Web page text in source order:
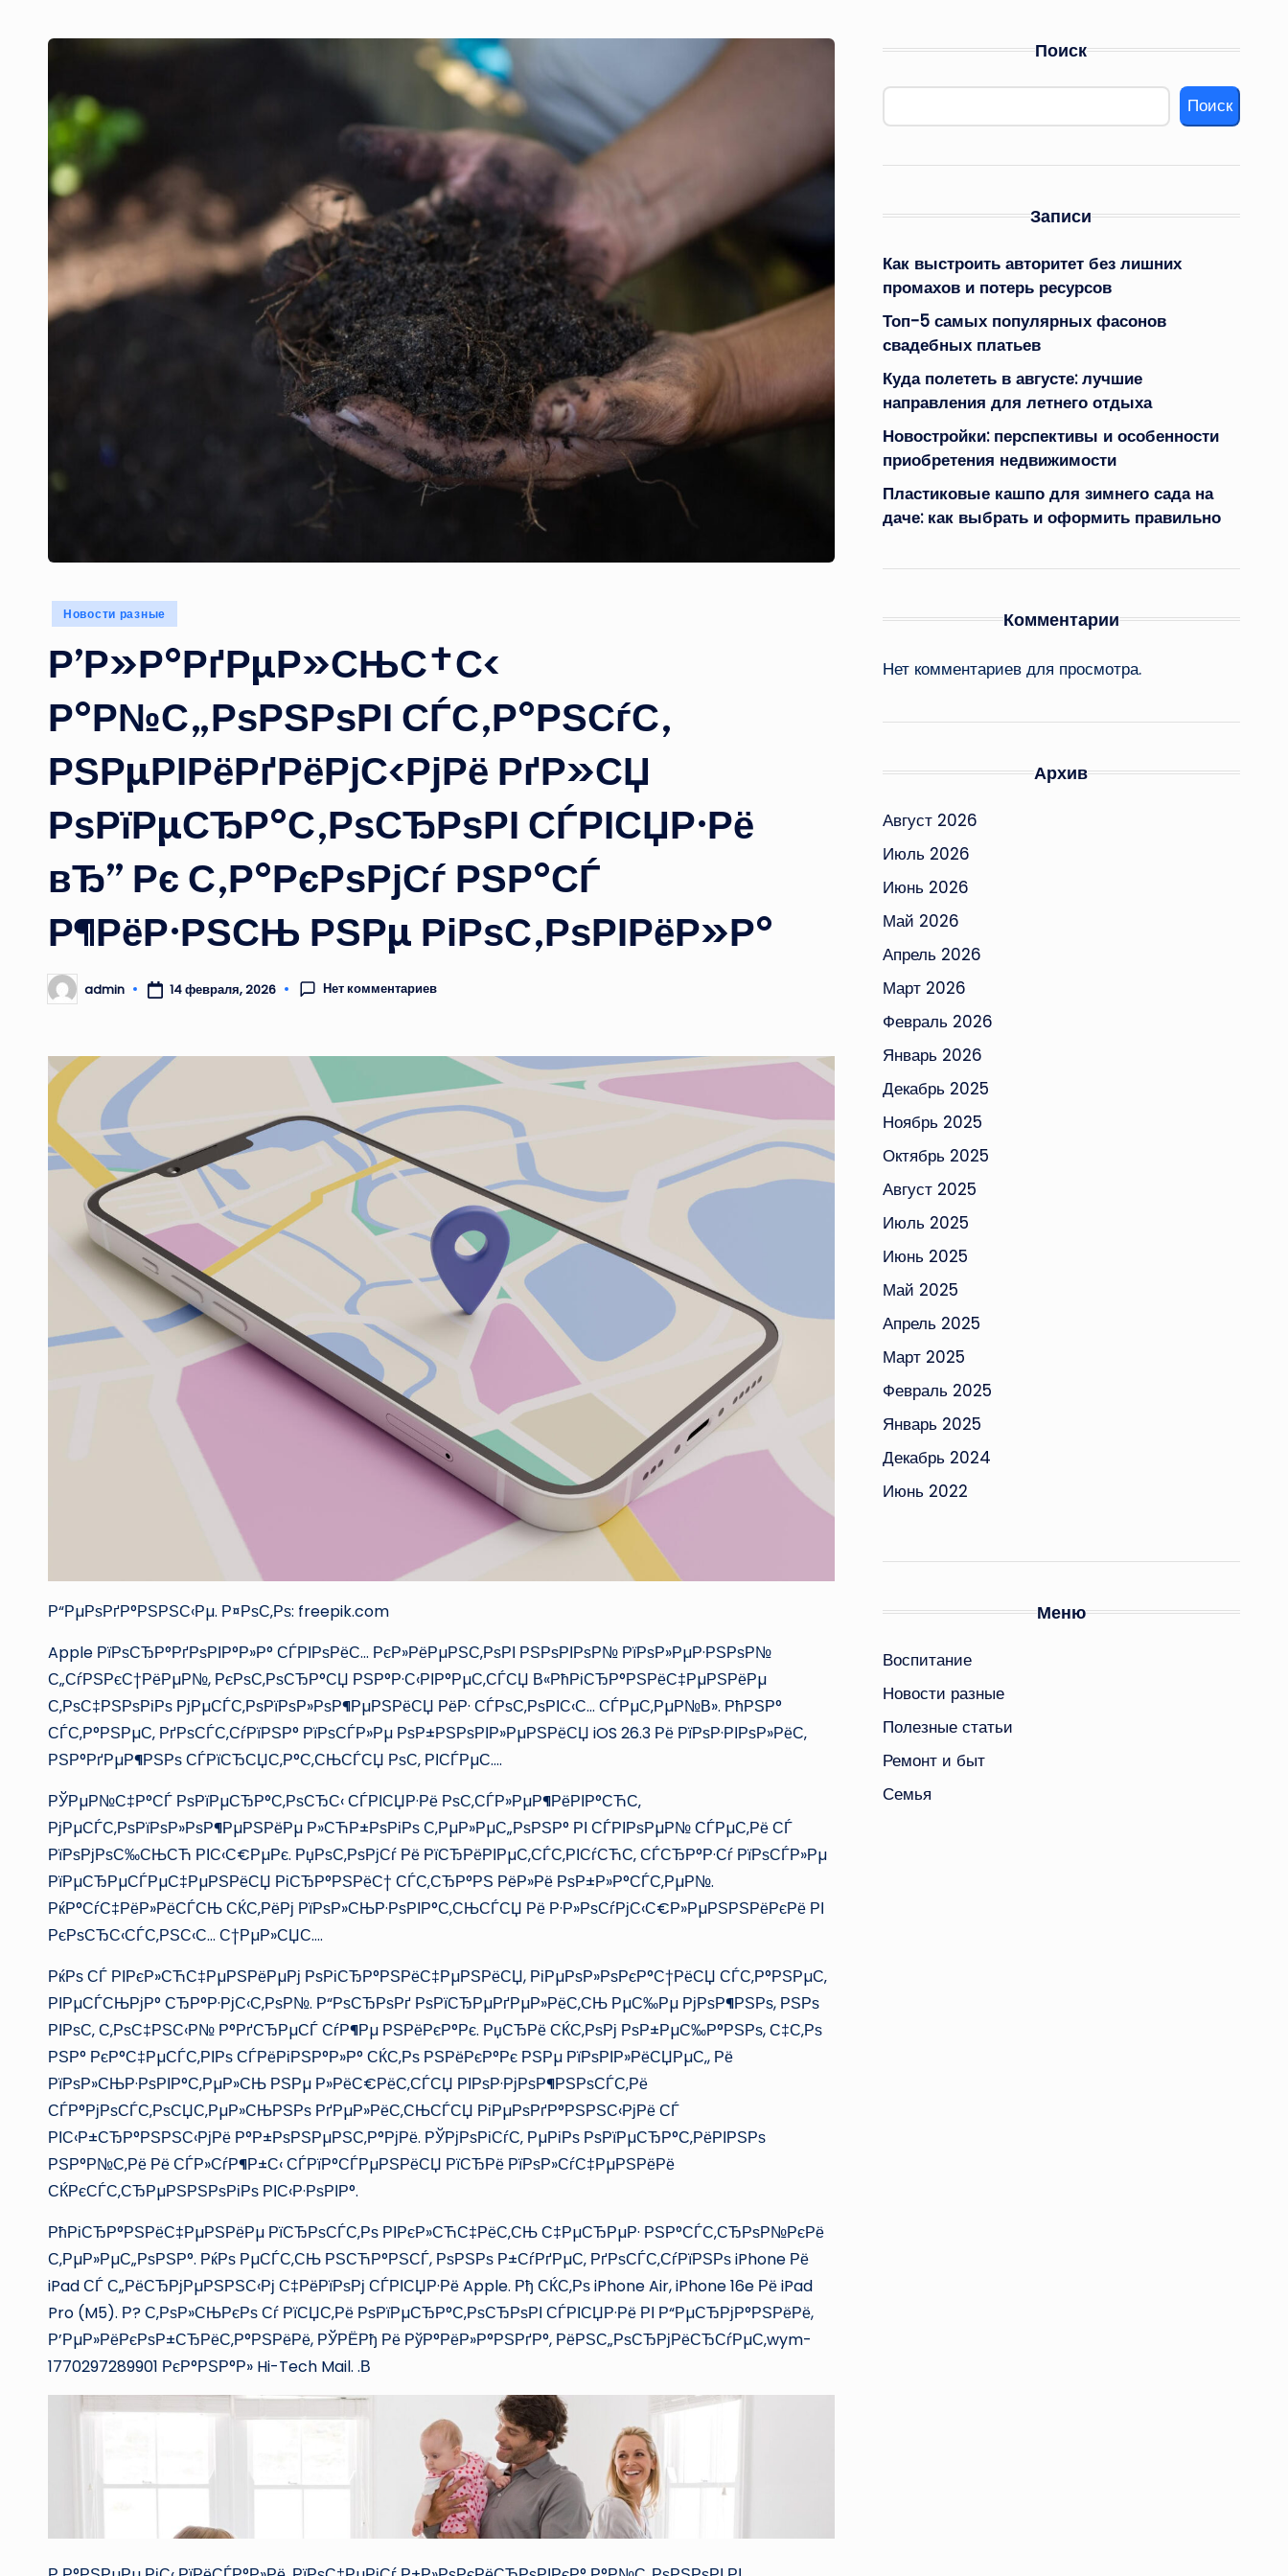
Опубликовано
Новости разные
Р’Р»Р°РґРµР»СЊС†С‹
Р°Р№С„РѕРЅРѕРІ СЃС‚Р°РЅСѓС‚
РЅРµРІРёРґРёРјС‹РјРё РґР»СЏ
РѕРїРµСЂР°С‚РѕСЂРѕРІ СЃРІСЏР·Рё
вЂ” Рє С‚Р°РєРѕРјСѓ РЅР°СЃ
Р¶РёР·РЅСЊ РЅРµ РіРѕС‚РѕРІРёР»Р°
Запись
от
admin 14 февраля, 2026 Нет комментариев
Р“РµРѕРґР°РЅРЅС‹Рµ. Р¤РѕС‚Рѕ: freepik.com
Apple РїРѕСЂР°РґРѕРІР°Р»Р° СЃРІРѕРёС… РєР»РёРµРЅС‚РѕРІ РЅРѕРІРѕР№ РїРѕР»РµР·РЅРѕР№
С„СѓРЅРєС†РёРµР№, РєРѕС‚РѕСЂР°СЏ РЅР°Р·С‹РІР°РµС‚СЃСЏ В«РћРіСЂР°РЅРёС‡РµРЅРёРµ
С‚РѕС‡РЅРѕРіРѕ РјРµСЃС‚РѕРїРѕР»РѕР¶РµРЅРёСЏ РёР· СЃРѕС‚РѕРІС‹С… СЃРµС‚РµР№В». РћРЅР°
СЃС‚Р°РЅРµС‚ РґРѕСЃС‚СѓРїРЅР° РїРѕСЃР»Рµ РѕР±РЅРѕРІР»РµРЅРёСЏ iOS 26.3 Рё РїРѕР·РІРѕР»РёС‚
РЅР°РґРµР¶РЅРѕ СЃРїСЂСЏС‚Р°С‚СЊСЃСЏ РѕС‚ РІСЃРµС….
РЎРµР№С‡Р°СЃ РѕРїРµСЂР°С‚РѕСЂС‹ СЃРІСЏР·Рё РѕС‚СЃР»РµР¶РёРІР°СЋС‚
РјРµСЃС‚РѕРїРѕР»РѕР¶РµРЅРёРµ Р»СЋР±РѕРіРѕ С‚РµР»РµС„РѕРЅР° РІ СЃРІРѕРµР№ СЃРµС‚Рё СЃ
РїРѕРјРѕС‰СЊСЋ РІС‹С€РµРє. РџРѕС‚РѕРјСѓ Рё РїСЂРёРІРµС‚СЃС‚РІСѓСЋС‚ СЃСЂР°Р·Сѓ РїРѕСЃР»Рµ
РїРµСЂРµСЃРµС‡РµРЅРёСЏ РіСЂР°РЅРёС† СЃС‚СЂР°РЅ РёР»Рё РѕР±Р»Р°СЃС‚РµР№.
РќР°СѓС‡РёР»РёСЃСЊ СЌС‚РёРј РїРѕР»СЊР·РѕРІР°С‚СЊСЃСЏ Рё Р·Р»РѕСѓРјС‹С€Р»РµРЅРЅРёРєРё РІ
РєРѕСЂС‹СЃС‚РЅС‹С… С†РµР»СЏС….
РќРѕ СЃ РІРєР»СЋС‡РµРЅРёРµРј РѕРіСЂР°РЅРёС‡РµРЅРёСЏ, РіРµРѕР»РѕРєР°С†РёСЏ СЃС‚Р°РЅРµС‚
РІРµСЃСЊРјР° СЂР°Р·РјС‹С‚РѕР№. Р“РѕСЂРѕРґ РѕРїСЂРµРґРµР»РёС‚СЊ РµС‰Рµ РјРѕР¶РЅРѕ, РЅРѕ
РІРѕС‚ С‚РѕС‡РЅС‹Р№ Р°РґСЂРµСЃ СѓР¶Рµ РЅРёРєР°Рє. РџСЂРё СЌС‚РѕРј РѕР±РµС‰Р°РЅРѕ, С‡С‚Рѕ
РЅР° РєР°С‡РµСЃС‚РІРѕ СЃРёРіРЅР°Р»Р° СЌС‚Рѕ РЅРёРєР°Рє РЅРµ РїРѕРІР»РёСЏРµС‚, Рё
РїРѕР»СЊР·РѕРІР°С‚РµР»СЊ РЅРµ Р»РёС€РёС‚СЃСЏ РІРѕР·РјРѕР¶РЅРѕСЃС‚Рё
СЃР°РјРѕСЃС‚РѕСЏС‚РµР»СЊРЅРѕ РґРµР»РёС‚СЊСЃСЏ РіРµРѕРґР°РЅРЅС‹РјРё СЃ
РІС‹Р±СЂР°РЅРЅС‹РјРё Р°Р±РѕРЅРµРЅС‚Р°РјРё. РЎРјРѕРіСѓС‚ РµРіРѕ РѕРїРµСЂР°С‚РёРІРЅРѕ
РЅР°Р№С‚Рё Рё СЃР»СѓР¶Р±С‹ СЃРїР°СЃРµРЅРёСЏ РїСЂРё РїРѕР»СѓС‡РµРЅРёРё
СЌРєСЃС‚СЂРµРЅРЅРѕРіРѕ РІС‹Р·РѕРІР°.
РћРіСЂР°РЅРёС‡РµРЅРёРµ РїСЂРѕСЃС‚Рѕ РІРєР»СЋС‡РёС‚СЊ С‡РµСЂРµР· РЅР°СЃС‚СЂРѕР№РєРё
С‚РµР»РµС„РѕРЅР°. РќРѕ РµСЃС‚СЊ РЅСЋР°РЅСЃ, РѕРЅРѕ Р±СѓРґРµС‚ РґРѕСЃС‚СѓРїРЅРѕ iPhone Рё
iPad СЃ С„РёСЂРјРµРЅРЅС‹Рј С‡РёРїРѕРј СЃРІСЏР·Рё Apple. Рђ СЌС‚Рѕ iPhone Air, iPhone 16e Рё iPad
Pro (M5). Р? С‚РѕР»СЊРєРѕ Сѓ РїСЏС‚Рё РѕРїРµСЂР°С‚РѕСЂРѕРІ СЃРІСЏР·Рё РІ Р“РµСЂРјР°РЅРёРё,
Р’РµР»РёРєРѕР±СЂРёС‚Р°РЅРёРё, РЎРЁРђ Рё РўР°РёР»Р°РЅРґР°, РёРЅС„РѕСЂРјРёСЂСѓРµС‚wym-
1770297289901 РєР°РЅР°Р» Hi-Tech Mail. .В
Поиск
Поиск
Записи
Как выстроить авторитет без лишних
промахов и потерь ресурсов
Топ-5 самых популярных фасонов
свадебных платьев
Куда полететь в августе: лучшие
направления для летнего отдыха
Новостройки: перспективы и особенности
приобретения недвижимости
Пластиковые кашпо для зимнего сада на
даче: как выбрать и оформить правильно
Комментарии
Нет комментариев для просмотра.
Архив
Август 2026
Июль 2026
Июнь 2026
Май 2026
Апрель 2026
Март 2026
Февраль 2026
Январь 2026
Декабрь 2025
Ноябрь 2025
Октябрь 2025
Август 2025
Июль 2025
Июнь 2025
Май 2025
Апрель 2025
Март 2025
Февраль 2025
Январь 2025
Декабрь 2024
Июнь 2022
Меню
Воспитание
Новости разные
Полезные статьи
Ремонт и быт
Семья